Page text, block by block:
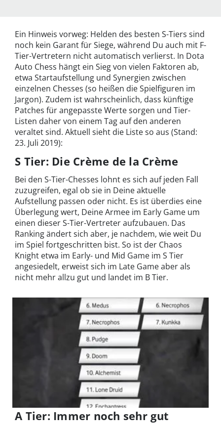
Ein Hinweis vorweg: Helden des besten S-Tiers sind
noch kein Garant für Siege, während Du auch mit F-
Tier-Vertretern nicht automatisch verlierst. In Dota
Auto Chess hängt ein Sieg von vielen Faktoren ab,
etwa Startaufstellung und Synergien zwischen
einzelnen Chesses (so heißen die Spielfiguren im
Jargon). Zudem ist wahrscheinlich, dass künftige
Patches für angepasste Werte sorgen und Tier-
Listen daher von einem Tag auf den anderen
veraltet sind. Aktuell sieht die Liste so aus (Stand:
23. Juli 2019):
S Tier: Die Crème de la Crème
Bei den S-Tier-Chesses lohnt es sich auf jeden Fall
zuzugreifen, egal ob sie in Deine aktuelle
Aufstellung passen oder nicht. Es ist überdies eine
Überlegung wert, Deine Armee im Early Game um
einen dieser S-Tier-Vertreter aufzubauen. Das
Ranking ändert sich aber, je nachdem, wie weit Du
im Spiel fortgeschritten bist. So ist der Chaos
Knight etwa im Early- und Mid Game im S Tier
angesiedelt, erweist sich im Late Game aber als
nicht mehr allzu gut und landet im B Tier.
A Tier: Immer noch sehr gut